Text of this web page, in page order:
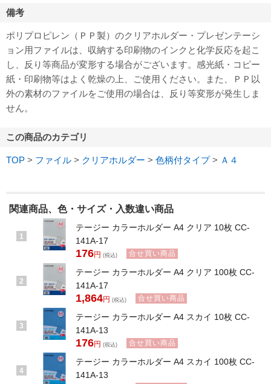
備考
ポリプロピレン（ＰＰ製）のクリアホルダー・プレゼンテーシ
ョン用ファイルは、収納する印刷物のインクと化学反応を起こ
し、反り等商品が変形する場合がございます。感光紙・コピー
紙・印刷物等はよく乾燥の上、ご使用ください。また、ＰＰ以
外の素材のファイルをご使用の場合は、反り等変形が発生しま
せん。
この商品のカテゴリ
TOP > ファイル > クリアホルダー > 色柄付タイプ > Ａ４
関連商品、色・サイズ・入数違い商品
1
テージー カラーホルダー A4 クリア 10枚 CC-
141A-17
176円 (税込) 合せ買い商品
2
テージー カラーホルダー A4 クリア 100枚 CC-
141A-17
1,864円 (税込) 合せ買い商品
3
テージー カラーホルダー A4 スカイ 10枚 CC-
141A-13
176円 (税込) 合せ買い商品
4
テージー カラーホルダー A4 スカイ 100枚 CC-
141A-13